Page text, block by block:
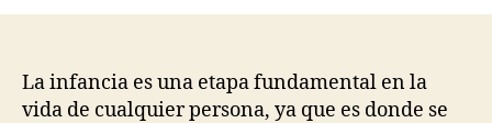
La infancia es una etapa fundamental en la
vida de cualquier persona, ya que es donde se